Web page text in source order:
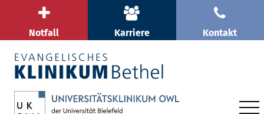
Notfall Karriere Kontakt